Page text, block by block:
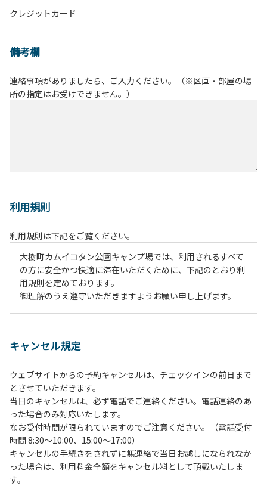
クレジットカード
備考欄
連絡事項がありましたら、ご入力ください。（※区画・部屋の場
所の指定はお受けできません。）
利用規則
利用規則は下記をご覧ください。
大樹町カムイコタン公園キャンプ場では、利用されるすべて
の方に安全かつ快適に滞在いただくために、下記のとおり利
用規則を定めております。
御理解のうえ遵守いただきますようお願い申し上げます。
２、中学生以下だけでの利用はできません。高校生以上の方
３、テントサイト（多目的広場を含む。）の使用は、事前に
予約いただいた方のみで、連泊の方を除き、正午からです。
基本的に、テント1張りにつき1区画の予約をお願いします。
管理棟にてチェックインの手続きを行ってください。午後3
時前にお越しの方は、午後3時になりましたら管理棟にて手
続きを行ってください。午後5時過ぎにお越しの方は、翌朝
手続きを行ってください。
４、車両は、荷物の積み下ろし時以外は、駐車場にとめてく
ださい。
キャンセル規定
ウェブサイトからの予約キャンセルは、チェックインの前日まで
とさせていただきます。
当日のキャンセルは、必ず電話でご連絡ください。電話連絡のあ
った場合のみ対応いたします。
なお受付時間が限られていますのでご注意ください。（電話受付
時間 8:30～10:00、15:00～17:00）
キャンセルの手続きをされずに無連絡で当日お越しになられなか
った場合は、利用料金全額をキャンセル料として頂戴いたしま
す。